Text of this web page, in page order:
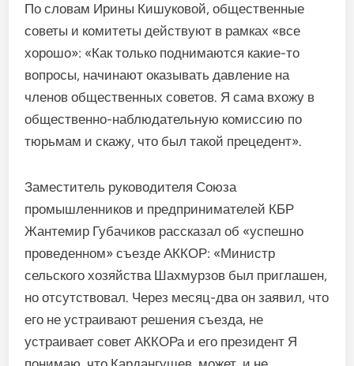
По словам Ирины Кишуковой, общественные
советы и комите­ты действуют в рамках «все
хоро­шо»: «Как только поднимаются какие-то
вопросы, начинают ока­зывать давление на
членов обще­ственных советов. Я сама вхожу в
общественно-наблюдательную комиссию по
тюрьмам и скажу, что был такой прецедент».
Заместитель руководителя Союза
промышленников и пред­принимателей КБР
Жантемир Губачиков рассказал об «успешно
проведенном» съезде АККОР: «Министр
сельского хозяйства Шахмурзов был приглашен,
но отсутствовал. Через месяц-два он заявил, что
его не устраивают решения съезда, не
устраивает совет АККОРа и его президент Я